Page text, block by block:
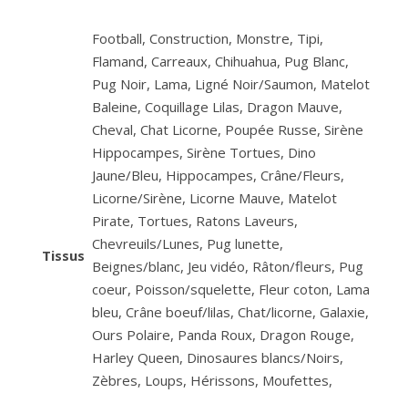
Tissus
Football, Construction, Monstre, Tipi,
Flamand, Carreaux, Chihuahua, Pug Blanc,
Pug Noir, Lama, Ligné Noir/Saumon, Matelot
Baleine, Coquillage Lilas, Dragon Mauve,
Cheval, Chat Licorne, Poupée Russe, Sirène
Hippocampes, Sirène Tortues, Dino
Jaune/Bleu, Hippocampes, Crâne/Fleurs,
Licorne/Sirène, Licorne Mauve, Matelot
Pirate, Tortues, Ratons Laveurs,
Chevreuils/Lunes, Pug lunette,
Beignes/blanc, Jeu vidéo, Râton/fleurs, Pug
coeur, Poisson/squelette, Fleur coton, Lama
bleu, Crâne boeuf/lilas, Chat/licorne, Galaxie,
Ours Polaire, Panda Roux, Dragon Rouge,
Harley Queen, Dinosaures blancs/Noirs,
Zèbres, Loups, Hérissons, Moufettes,